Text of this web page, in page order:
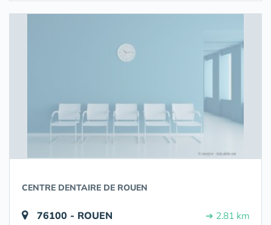
CENTRE DENTAIRE DE ROUEN
76100 - ROUEN ➔ 2.81 km